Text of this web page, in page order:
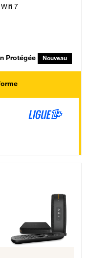
7
Protégée Nouveau
€ par mois, Engagement 12 mois